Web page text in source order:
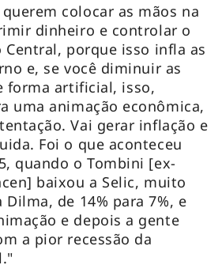
colocar as mãos na
dinheiro e controlar o
Central, porque isso infla as
e, se você diminuir as
forma artificial, isso,
uma animação econômica,
Vai gerar inflação e
Foi o que aconteceu
quando o Tombini [ex-
baixou a Selic, muito
de 14% para 7%, e
e depois a gente
a pior recessão da